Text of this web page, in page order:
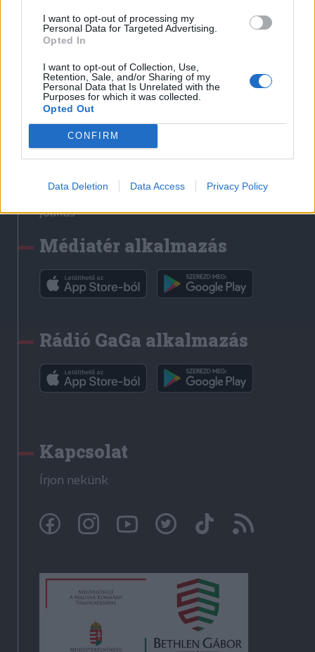
I want to opt-out of processing my
Personal Data for Targeted Advertising.
Opted In
I want to opt-out of Collection, Use,
Retention, Sale, and/or Sharing of my
Personal Data that Is Unrelated with the
Purposes for which it was collected.
Opted Out
CONFIRM
Data Deletion Data Access Privacy Policy
Médiatér
Liget
Krónika
Bihari Napló
Erdélyi Napló
Főtér
Rádió GaGa
Jóállás
Médiatér alkalmazás
Rádió GaGa alkalmazás
Kapcsolat
Írjon nekünk